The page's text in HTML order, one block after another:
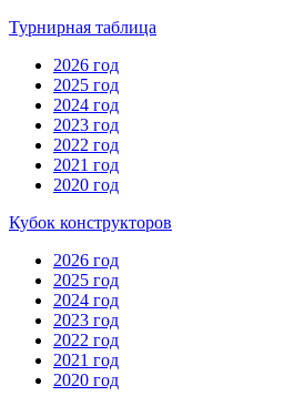
Турнирная таблица
2026 год
2025 год
2024 год
2023 год
2022 год
2021 год
2020 год
Кубок конструкторов
2026 год
2025 год
2024 год
2023 год
2022 год
2021 год
2020 год